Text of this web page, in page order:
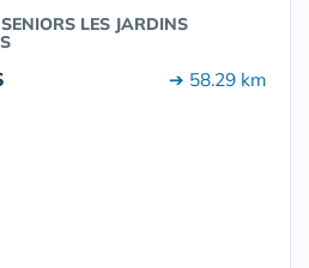
LES JARDINS
➔ 58.29 km